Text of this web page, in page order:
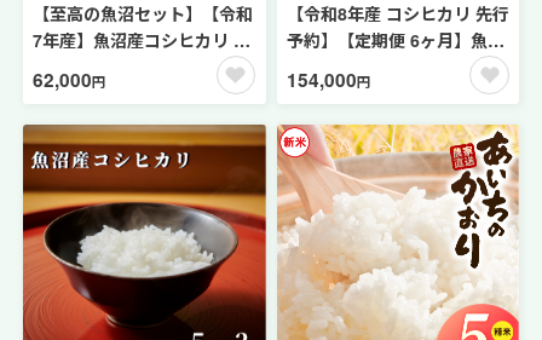
【至高の魚沼セット】【令和
7年産】魚沼産コシヒカリ 雪
椿 10kg (5kg × 2袋) ＋ 魚沼
の天然水 雪椿 8L (2L× 4本) |
米 お米 新潟 魚沼 魚沼産こし
ひかり コメ おこめ 白米 精米
最高級 セット 新潟県 津南町
越後雪椿産業株式会社
62,000円
【令和8年産 コシヒカリ 先行
予約】【定期便 6ヶ月】魚沼
5kg(5kg×1袋) × 6回 特別栽
培米 | 米 お米 新潟 魚沼 魚沼
産こしひかり コメ おこめ 白
米 精米 最高級 定期 新潟県
津南町 越後雪椿産業株式会
社
154,000円